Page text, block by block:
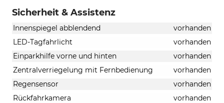
Sicherheit & Assistenz
Innenspiegel abblendend
vorhanden
LED-Tagfahrlicht
vorhanden
Einparkhilfe vorne und hinten
vorhanden
Zentralverriegelung mit Fernbedienung
vorhanden
Regensensor
vorhanden
Rückfahrkamera
vorhanden